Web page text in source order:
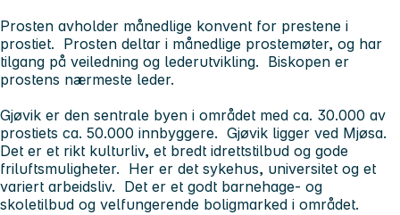
Prosten avholder månedlige konvent for prestene i
prostiet. Prosten deltar i månedlige prostemøter, og har
tilgang på veiledning og lederutvikling. Biskopen er
prostens nærmeste leder.
Gjøvik er den sentrale byen i området med ca. 30.000 av
prostiets ca. 50.000 innbyggere. Gjøvik ligger ved Mjøsa.
Det er et rikt kulturliv, et bredt idrettstilbud og gode
friluftsmuligheter. Her er det sykehus, universitet og et
variert arbeidsliv. Det er et godt barnehage- og
skoletilbud og velfungerende boligmarked i området.